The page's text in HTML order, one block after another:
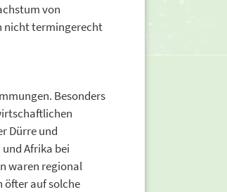
von
nicht termingerecht
Besonders
Dürre und
Afrika bei
waren regional
öfter auf solche